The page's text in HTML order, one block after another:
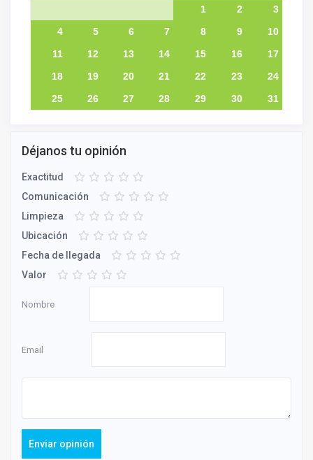
1 2
3
4
5 6 7 8 9
10
11
12 13 14 15 16
17
18
19 20 21 22 23
24
25
26 27 28 29 30 31
Déjanos tu opinión
Exactitud
Comunicación
Limpieza
Ubicación
Fecha de llegada
Valor
Nombre
Email
Enviar opinión